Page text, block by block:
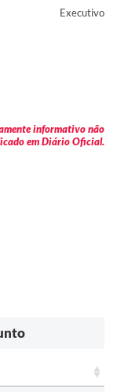
Executivo
informativo não
em Diário Oficial.